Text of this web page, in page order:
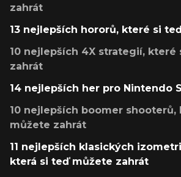
zahrát
13 nejlepších hororů, které si
10 nejlepších 4X strategií, které
zahrát
14 nejlepších her pro Nintendo
10 nejlepších boomer shooterů,
můžete zahrát
11 nejlepších klasických
která si teď můžete zahrát